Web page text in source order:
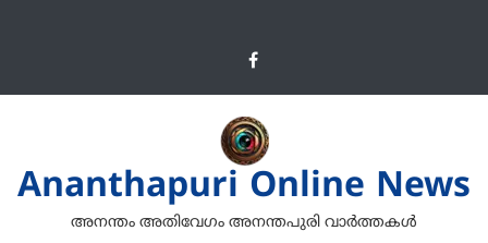
Ananthapuri Online News
അനന്തം അതിവേഗം അനന്തപുരി വാര്‍ത്തകള്‍